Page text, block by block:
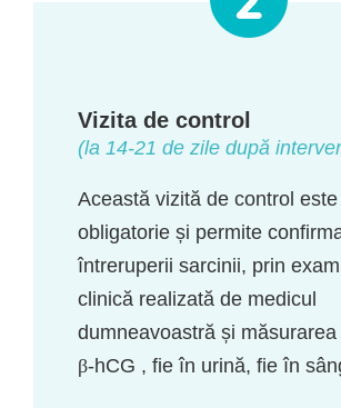
Vizita de control
(la 14-21 de zile după
Această vizită de control este
obligatorie și permite
întreruperii sarcinii, prin
clinică realizată de medicul
dumneavoastră și măsurarea
β-hCG , fie în urină, fie în